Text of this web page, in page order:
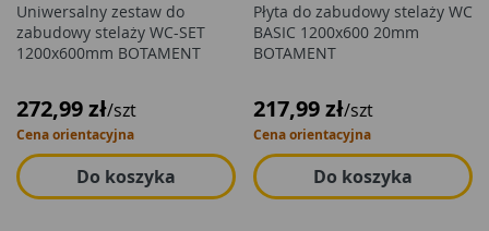
Uniwersalny zestaw do
zabudowy stelaży WC-SET
1200x600mm BOTAMENT
272,99 zł/szt
Cena orientacyjna
Do koszyka
Płyta do zabudowy stelaży WC
BASIC 1200x600 20mm
BOTAMENT
217,99 zł/szt
Cena orientacyjna
Do koszyka